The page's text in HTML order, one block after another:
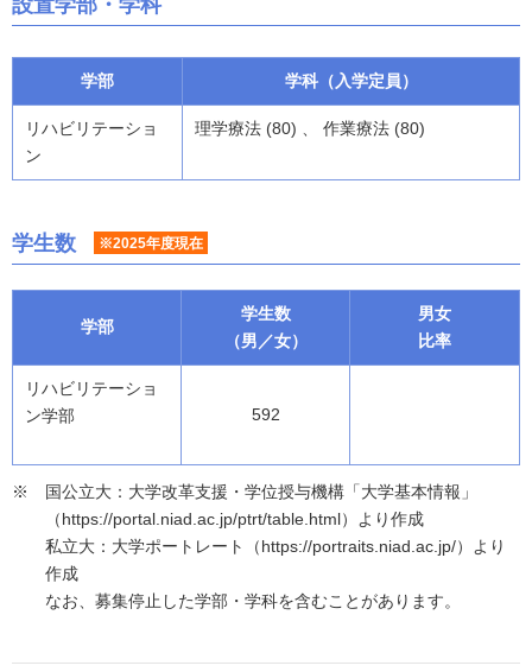
設置学部・学科
学部 学科（入学定員）
リハビリテーショ
ン
理学療法 (80) 、 作業療法 (80)
学生数 ※2025年度現在
学部
学生数
（男／女）
男女
比率
リハビリテーショ
ン学部
592
国公立大：大学改革支援・学位授与機構「大学基本情報」
（https://portal.niad.ac.jp/ptrt/table.html）より作成
私立大：大学ポートレート（https://portraits.niad.ac.jp/）より
作成
なお、募集停止した学部・学科を含むことがあります。